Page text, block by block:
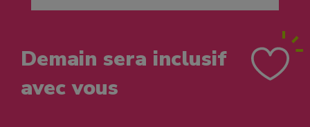
Demain sera inclusif
avec vous